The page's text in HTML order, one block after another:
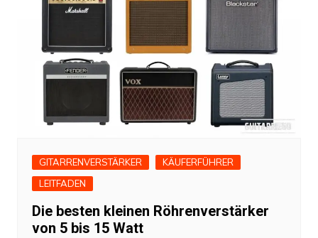
GITARRENVERSTÄRKER
KÄUFERFÜHRER
LEITFADEN
Die besten kleinen Röhrenverstärker
von 5 bis 15 Watt